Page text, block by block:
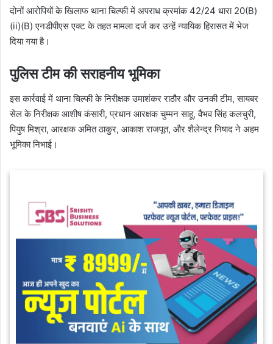
दोनों आरोपियों के खिलाफ थाना चिल्फी में अपराध क्रमांक 42/24 धारा 20(B)
(ii)(B) एनडीपीएस एक्ट के तहत मामला दर्ज कर उन्हें न्यायिक हिरासत में भेज
दिया गया है।
पुलिस टीम की सराहनीय भूमिका
इस कार्रवाई में थाना चिल्फी के निरीक्षक उमाशंकर राठौर और उनकी टीम, सायबर
सेल के निरीक्षक आशीष कंसारी, प्रधान आरक्षक चुम्मन साहू, वैभव सिंह कलचुरी,
पियुष मिश्रा, आरक्षक अमित ठाकुर, आकाश राजपूत, और शैलेन्द्र निषाद ने अहम
भूमिका निभाई।